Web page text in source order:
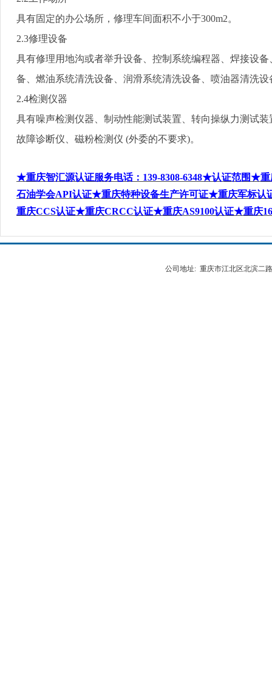
具有固定的办公场所，修理车间面积不小于300m2。
2.3修理设备
具有修理用地沟或者举升设备、控制系统编程器、焊接设
备、燃油系统清洗设备、润滑系统清洗设备、喷油器清洗设
2.4检测仪器
具有噪声检测仪器、制动性能测试装置、转向操纵力测试
故障诊断仪、磁粉检测仪 (外委的不要求)。
★重庆智汇源认证服务电话： 139-8308-6348★认证范围★重
石油学会API认证★重庆特种设备生产许可证★重庆军标认
重庆CCS认证★重庆CRCC认证★重庆AS9100认证★重庆
公司地址: 重庆市江北区北滨二